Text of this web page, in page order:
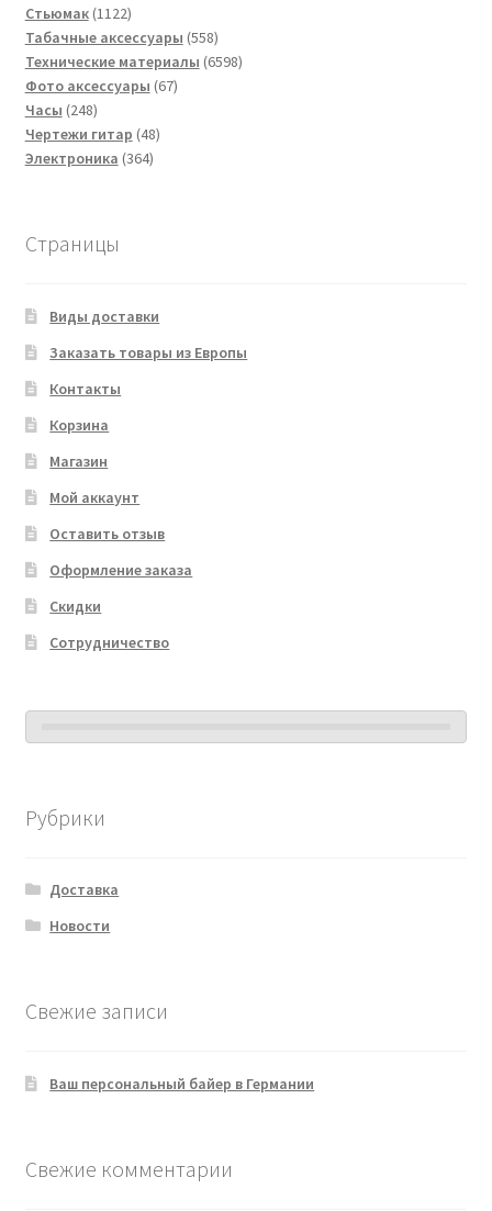
Стьюмак 11221122
товара
Табачные аксессуары 558558
товаров
Технические материалы 65986598
Фото аксессуары 6767
Часы 248248
товаров
Чертежи гитар 4848
Электроника 364364
Страницы
Виды доставки
Заказать товары из Европы
Контакты
Корзина
Магазин
Мой аккаунт
Оставить отзыв
Оформление заказа
Скидки
Сотрудничество
Рубрики
Доставка
Новости
Свежие записи
Ваш персональный байер в Германии
Свежие комментарии